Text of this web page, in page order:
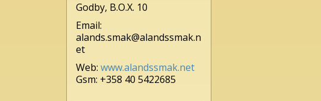
Godby, B.O.X. 10
Email:
alands.smak@alandssmak.n
et
Web: www.alandssmak.net
Gsm: +358 40 5422685